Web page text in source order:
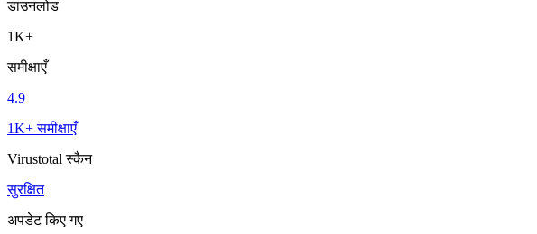
डाउनलोड
1K+
समीक्षाएँ
4.9
1K+ समीक्षाएँ
Virustotal स्कैन
सुरक्षित
अपडेट किए गए